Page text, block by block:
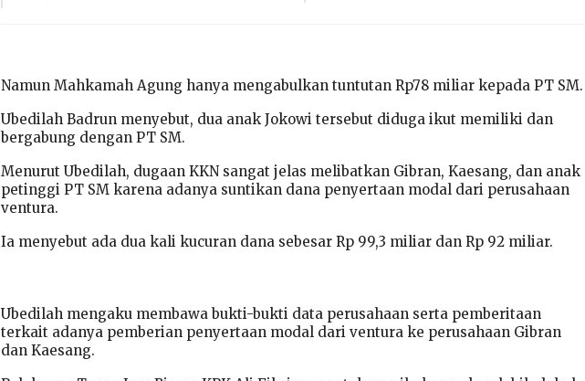
Namun Mahkamah Agung hanya mengabulkan tuntutan Rp78 miliar kepada PT SM.
Ubedilah Badrun menyebut, dua anak Jokowi tersebut diduga ikut memiliki dan
bergabung dengan PT SM.
Menurut Ubedilah, dugaan KKN sangat jelas melibatkan Gibran, Kaesang, dan anak
petinggi PT SM karena adanya suntikan dana penyertaan modal dari perusahaan
ventura.
Ia menyebut ada dua kali kucuran dana sebesar Rp 99,3 miliar dan Rp 92 miliar.
Ubedilah mengaku membawa bukti-bukti data perusahaan serta pemberitaan
terkait adanya pemberian penyertaan modal dari ventura ke perusahaan Gibran
dan Kaesang.